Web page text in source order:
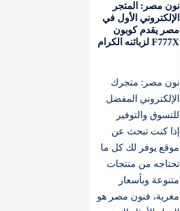
نون مصر: المتجر
الإلكتروني الأول في
مصر يقدم كوبون
F777X لزبائنه الكرام
نون مصر: متجرك
الإلكتروني المفضل
للتسوق والتوفير
إذا كنت تبحث عن
موقع يوفر لك كل ما
تحتاجه من منتجات
متنوعة وبأسعار
مغرية، فنون مصر هو